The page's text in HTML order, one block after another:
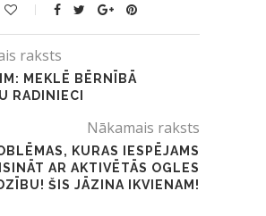
raksts
MEKLĒ BĒRNĪBĀ
RADINIECI
Nākamais raksts
KURAS IESPĒJAMS
AR AKTIVĒTĀS OGLES
ŠIS JĀZINA IKVIENAM!